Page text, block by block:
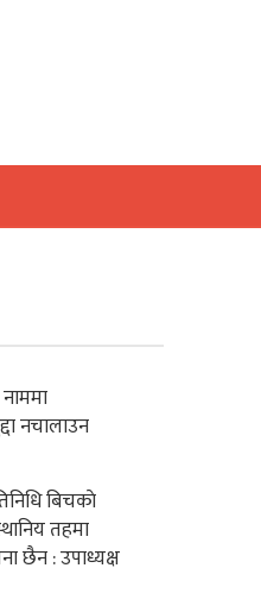
नचालाउन
बिचकाे
तहमा
छैन : उपाध्यक्ष